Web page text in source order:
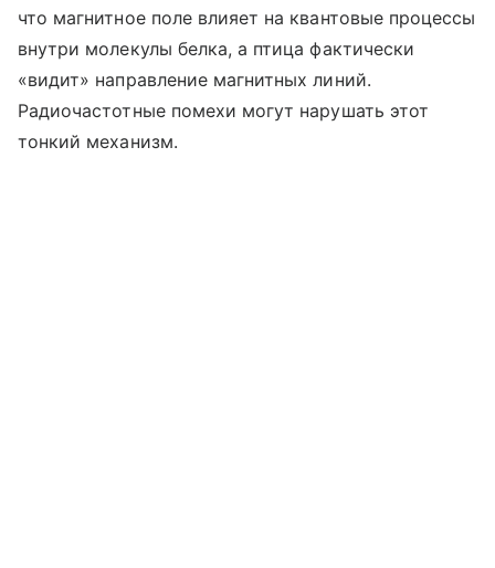
что магнитное поле влияет на квантовые процессы
внутри молекулы белка, а птица фактически
«видит» направление магнитных линий.
Радиочастотные помехи могут нарушать этот
тонкий механизм.